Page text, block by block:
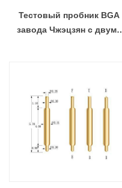
Тестовый пробник BGA
завода Чжэцзян с двумя